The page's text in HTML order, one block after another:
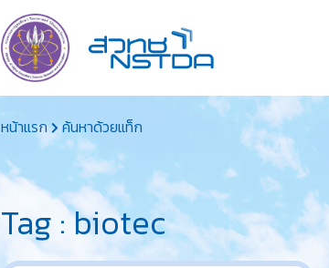
หน้าแรก ค้นหาด้วยแท็ก
Tag : biotec